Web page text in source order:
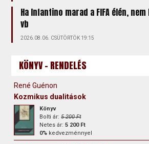
Ha Infantino marad a FIFA élén,
vb
2026.08.06. CSÜTÖRTÖK 19:15
KÖNYV - RENDELÉS
René Guénon
Kozmikus dualitások
Könyv
Bolti ár:5 200 Ft
Netes ár:5 200 Ft
0% kedvezménnyel